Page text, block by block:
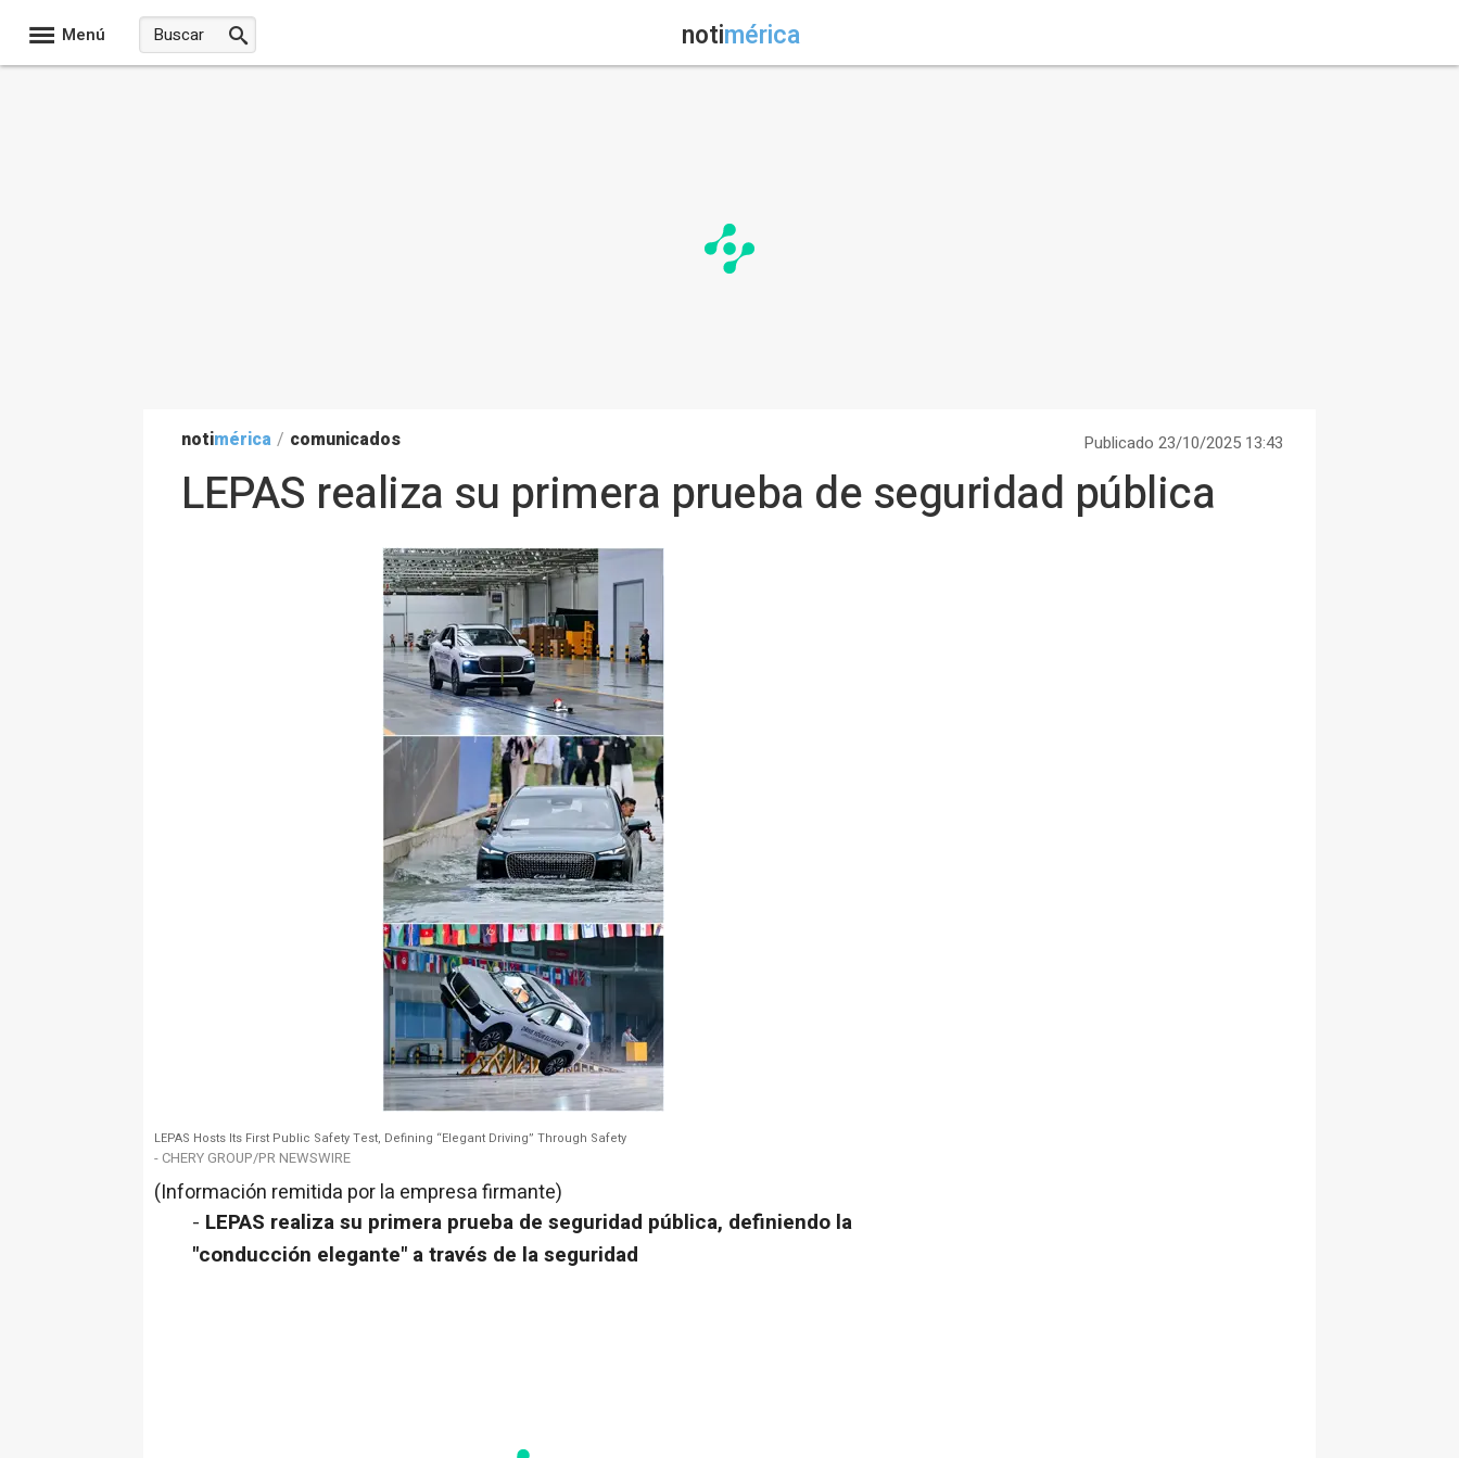
Menú notimérica
notimérica / comunicados Publicado 23/10/2025 13:43
LEPAS realiza su primera prueba de seguridad pública
LEPAS Hosts Its First Public Safety Test, Defining “Elegant Driving” Through Safety
- CHERY GROUP/PR NEWSWIRE
(Información remitida por la empresa firmante)
- LEPAS realiza su primera prueba de seguridad pública, definiendo la
"conducción elegante" a través de la seguridad